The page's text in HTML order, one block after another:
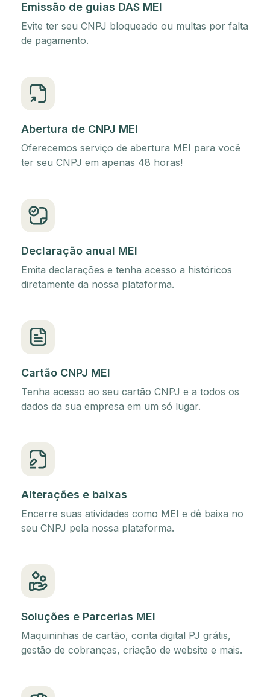
Emissão de guias DAS MEI
Evite ter seu CNPJ bloqueado ou multas por falta
de pagamento.
Abertura de CNPJ MEI
Oferecemos serviço de abertura MEI para você
ter seu CNPJ em apenas 48 horas!
Declaração anual MEI
Emita declarações e tenha acesso a históricos
diretamente da nossa plataforma.
Cartão CNPJ MEI
Tenha acesso ao seu cartão CNPJ e a todos os
dados da sua empresa em um só lugar.
Alterações e baixas
Encerre suas atividades como MEI e dê baixa no
seu CNPJ pela nossa plataforma.
Soluções e Parcerias MEI
Maquininhas de cartão, conta digital PJ grátis,
gestão de cobranças, criação de website e mais.